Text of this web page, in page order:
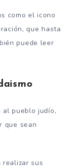
como el icono
que hasta
puede leer
pueblo judío,
que sean
realizar sus